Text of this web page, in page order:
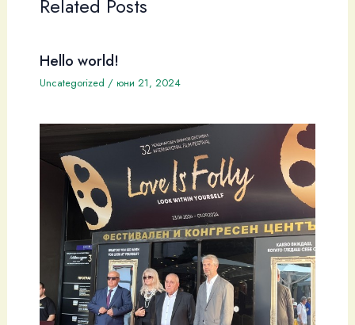
Related Posts
Hello world!
Uncategorized / юни 21, 2024